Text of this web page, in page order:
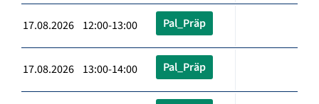
17.08.2026 12:00-13:00 Pal_Präp
17.08.2026 13:00-14:00 Pal_Präp